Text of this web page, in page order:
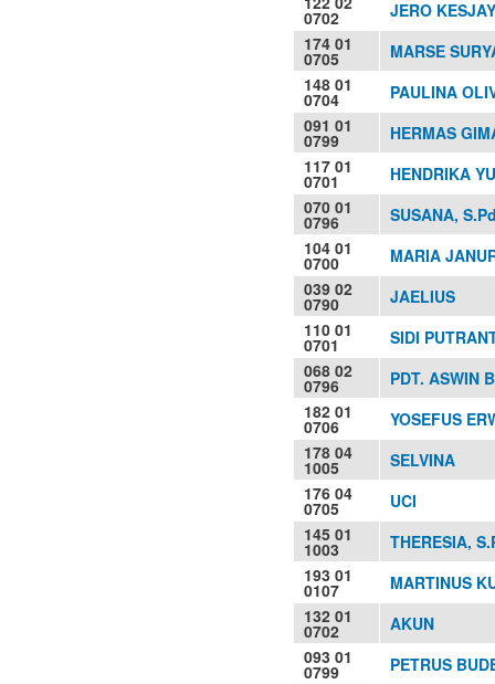
0702
JERO
174 01
0705
MARSE
148 01
0704
PAULINA
091 01
0799
HERMAS
117 01
0701
HENDRIKA
070 01
0796
SUSANA,
104 01
0700
MARIA
039 02
0790
JAELIUS
110 01
0701
SIDI
068 02
0796
PDT. ASWIN
182 01
0706
YOSEFUS
178 04
1005
SELVINA
176 04
0705
UCI
145 01
1003
THERESIA,
193 01
0107
MARTINUS
132 01
0702
AKUN
093 01
0799
PETRUS